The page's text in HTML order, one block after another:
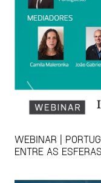
WEBINAR |
ENTRE AS